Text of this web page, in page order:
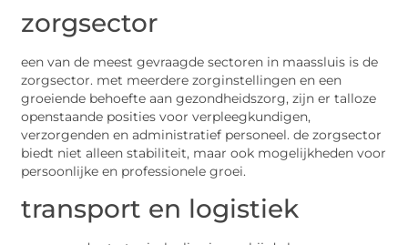
zorgsector
een van de meest gevraagde sectoren in maassluis is de
zorgsector. met meerdere zorginstellingen en een
groeiende behoefte aan gezondheidszorg, zijn er talloze
openstaande posities voor verpleegkundigen,
verzorgenden en administratief personeel. de zorgsector
biedt niet alleen stabiliteit, maar ook mogelijkheden voor
persoonlijke en professionele groei.
transport en logistiek